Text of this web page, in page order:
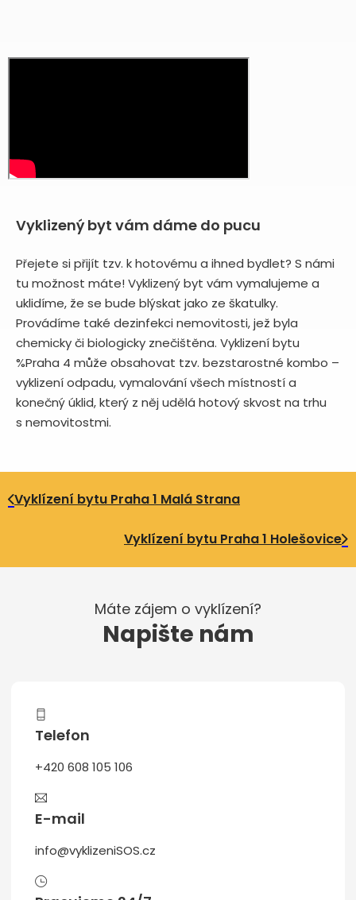
Vyklizený byt vám dáme do pucu
Přejete si přijít tzv. k hotovému a ihned bydlet? S námi
tu možnost máte! Vyklizený byt vám vymalujeme a
uklidíme, že se bude blýskat jako ze škatulky.
Provádíme také dezinfekci nemovitosti, jež byla
chemicky či biologicky znečištěna. Vyklizení bytu
%Praha 4 může obsahovat tzv. bezstarostné kombo –
vyklizení odpadu, vymalování všech místností a
konečný úklid, který z něj udělá hotový skvost na trhu
s nemovitostmi.
Vyklízení bytu Praha 1 Malá Strana
Vyklízení bytu Praha 1 Holešovice
Máte zájem o vyklízení?
Napište nám
Telefon
+420 608 105 106
E-mail
info@vyklizeniSOS.cz